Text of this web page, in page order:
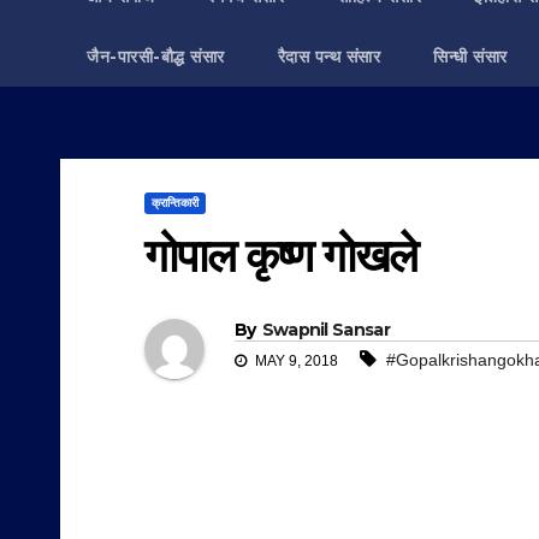
जैन-पारसी-बौद्ध संसार रैदास पन्थ संसार सिन्धी संसार
क्रान्तिकारी
गोपाल कृष्ण गोखले
By Swapnil Sansar
MAY 9, 2018